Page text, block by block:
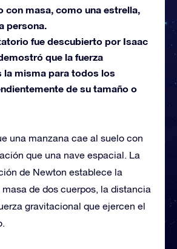
con masa, como una estrella,
persona.
fue descubierto por Isaac
que la fuerza
la misma para todos los
de su tamaño o
una manzana cae al suelo con
que una nave espacial. La
de Newton establece la
de dos cuerpos, la distancia
gravitacional que ejercen el